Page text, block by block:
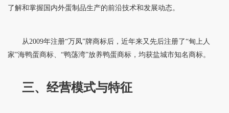
了解和掌握国内外蛋制品生产的前沿技术和发展动态。
从2009年注册“万凤”牌商标后，近年来又先后注册了“甸上人
家”海鸭蛋商标、“鸭荡湾”放养鸭蛋商标，均获盐城市知名商标。
三、经营模式与特征